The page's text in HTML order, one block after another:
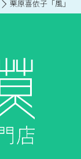
栗原喜依子「風」